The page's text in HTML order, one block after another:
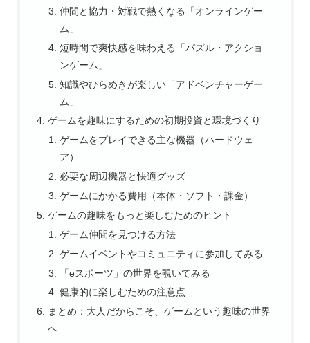
仲間と協力・対戦で熱くなる「オンラインゲー
ム」
短時間で爽快感を味わえる「パズル・アクショ
ンゲーム」
知識やひらめきが楽しい「アドベンチャーゲー
ム」
ゲームを趣味にするための初期投資と環境づくり
ゲームをプレイできる主な機器（ハードウェ
ア）
必要な周辺機器と快適グッズ
ゲームにかかる費用（本体・ソフト・課金）
ゲームの趣味をもっと楽しむためのヒント
ゲーム仲間を見つける方法
ゲームイベントやコミュニティに参加してみる
「eスポーツ」の世界を覗いてみる
健康的に楽しむための注意点
まとめ：大人だからこそ、ゲームという趣味の世界
へ